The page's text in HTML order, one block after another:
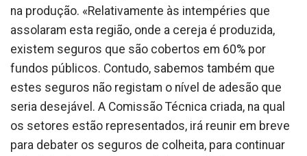
na produção. «Relativamente às intempéries que
assolaram esta região, onde a cereja é produzida,
existem seguros que são cobertos em 60% por
fundos públicos. Contudo, sabemos também que
estes seguros não registam o nível de adesão que
seria desejável. A Comissão Técnica criada, na qual
os setores estão representados, irá reunir em breve
para debater os seguros de colheita, para continuar